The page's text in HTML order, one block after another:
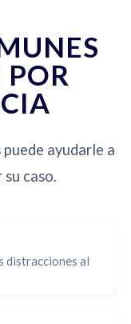
POR
ayudarle a
caso.
distracciones al